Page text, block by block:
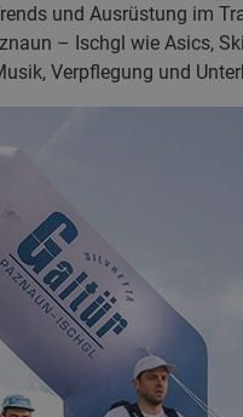
und Ausrüstung im
– Ischgl wie Asics,
Verpflegung und